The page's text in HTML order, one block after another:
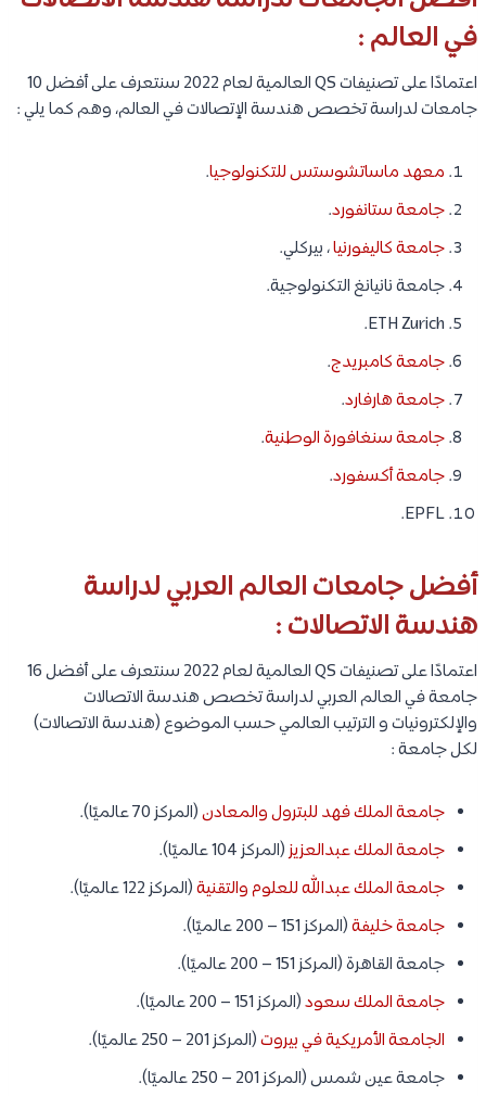
في العالم :
اعتمادًا على تصنيفات QS العالمية لعام 2022 سنتعرف على أفضل 10
جامعات لدراسة تخصص هندسة الإتصالات في العالم، وهم كما يلي :
معهد ماساتشوستس للتكنولوجيا.
جامعة ستانفورد.
جامعة كاليفورنيا، بيركلي.
جامعة نانيانغ التكنولوجية.
ETH Zurich.
جامعة كامبريدج.
جامعة هارفارد.
جامعة سنغافورة الوطنية.
جامعة أكسفورد.
EPFL.
أفضل جامعات العالم العربي لدراسة
هندسة الاتصالات :
اعتمادًا على تصنيفات QS العالمية لعام 2022 سنتعرف على أفضل 16
جامعة في العالم العربي لدراسة تخصص هندسة الاتصالات
والإلكترونيات و الترتيب العالمي حسب الموضوع (هندسة الاتصالات)
لكل جامعة :
جامعة الملك فهد للبترول والمعادن(المركز 70 عالميًا).
جامعة الملك عبدالعزيز(المركز 104 عالميًا).
جامعة الملك عبدالله للعلوم والتقنية(المركز 122 عالميًا).
جامعة خليفة(المركز 151 – 200 عالميًا).
جامعة القاهرة (المركز 151 – 200 عالميًا).
جامعة الملك سعود(المركز 151 – 200 عالميًا).
الجامعة الأمريكية في بيروت(المركز 201 – 250 عالميًا).
جامعة عين شمس (المركز 201 – 250 عالميًا).